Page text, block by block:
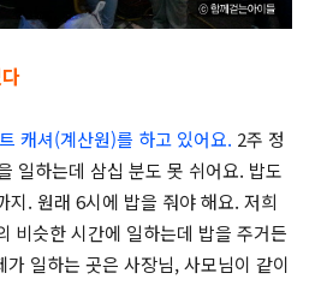
캐셔(계산원)를 하고 있어요. 2주 정
일하는데 삼십 분도 못 쉬어요. 밥도
지. 원래 6시에 밥을 줘야 해요. 저희
비슷한 시간에 일하는데 밥을 주거든
일하는 곳은 사장님, 사모님이 같이